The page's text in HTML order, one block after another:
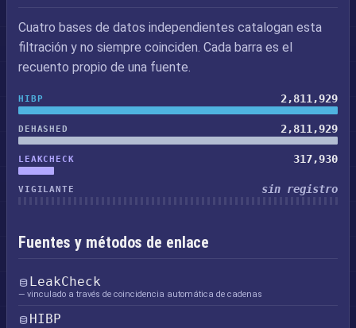
Cuatro bases de datos independientes catalogan esta
filtración y no siempre coinciden. Cada barra es el
recuento propio de una fuente.
HIBP 2,811,929
DEHASHED 2,811,929
LEAKCHECK 317,930
VIGILANTE sin registro
Fuentes y métodos de enlace
LeakCheck
— vinculado a través de coincidencia automática de cadenas
HIBP